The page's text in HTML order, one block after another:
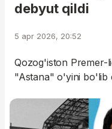
debyut qildi
5 apr 2026, 20:52
Qozog'iston Premer-
"Astana" o'yini bo'lib